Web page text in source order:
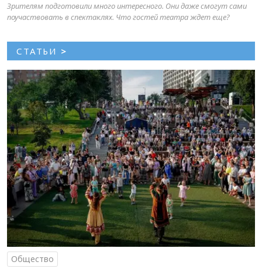
Зрителям подготовили много интересного. Они даже смогут сами
поучаствовать в спектаклях. Что гостей театра ждет еще?
СТАТЬИ >
Общество